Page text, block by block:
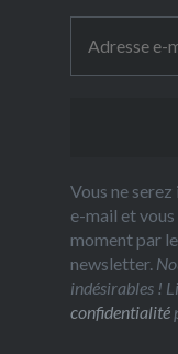
Vous ne
e-mail et
moment par
newsletter.
indésirables !
confidentialité